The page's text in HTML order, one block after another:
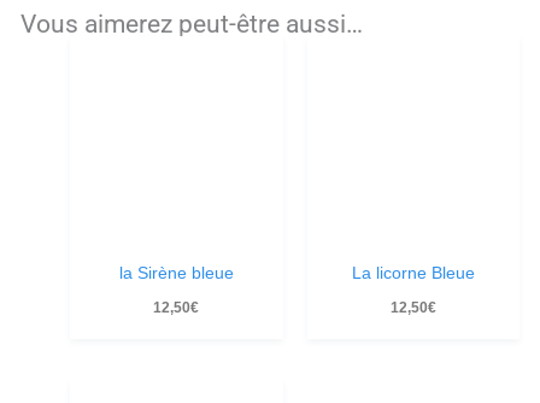
Vous aimerez peut-être aussi…
la Sirène bleue
12,50€
La licorne Bleue
12,50€